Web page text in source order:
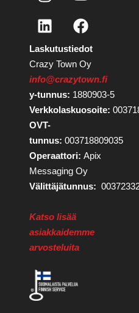
Laskutustiedot
Crazy Town Oy
info@crazytown.fi
y-tunnus: 1880903-5
Verkkolaskuosoite:
OVT-
tunnus: 003718809035
Operaattori: Apix
Messaging Oy
Välittäjätunnus:
Katso lisää
asiakkaidemme
arvosteluita